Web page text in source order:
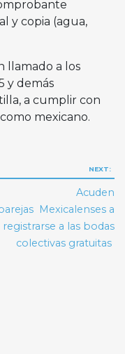
y copia (agua,
llamado a los
y demás
a cumplir con
mexicano.
NEXT:
Acuden
Mexicalenses a
registrarse a las bodas
colectivas gratuitas